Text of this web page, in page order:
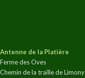
Antenne de la Platière
Ferme des Oves
Chemin de la traille de Limony